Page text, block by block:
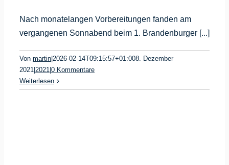
Nach monatelangen Vorbereitungen fanden am
vergangenen Sonnabend beim 1. Brandenburger [...]
Von martin 2026-02-14T09:15:57+01:008. Dezember
2021 2021 0 Kommentare
Weiterlesen